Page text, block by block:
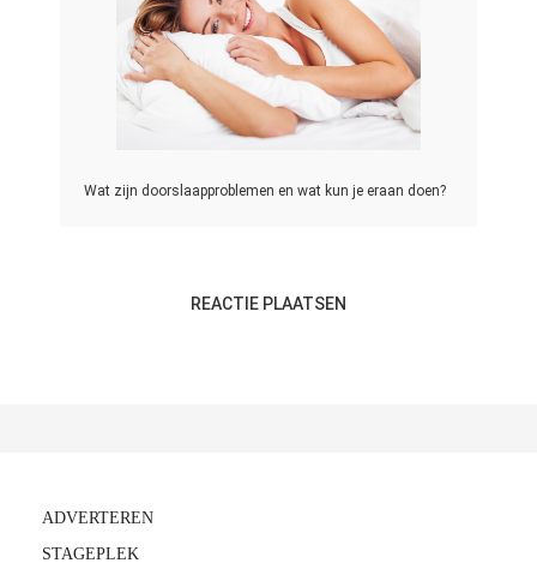
Wat zijn doorslaapproblemen en wat kun je eraan doen?
REACTIE PLAATSEN
ADVERTEREN
STAGEPLEK